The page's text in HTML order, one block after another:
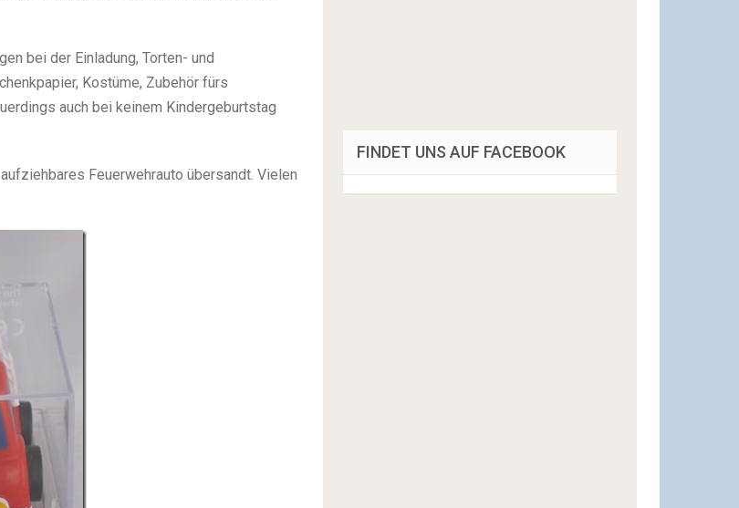
bei der Einladung, Torten- und
Kostüme, Zubehör fürs
auch bei keinem Kindergeburtstag
Feuerwehrauto übersandt. Vielen
FINDET UNS AUF FACEBOOK